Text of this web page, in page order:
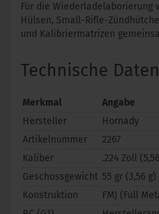
Für die Wiederladelaborierung
Hülsen, Small-Rifle-
und Kalibriermatrizen
Technische Daten
Merkmal
Angabe
Hersteller
Hornady
Artikelnummer
2267
Kaliber
.224 Zoll
Geschossgewicht 55 gr (3,56 g)
Konstruktion
FMJ (Full